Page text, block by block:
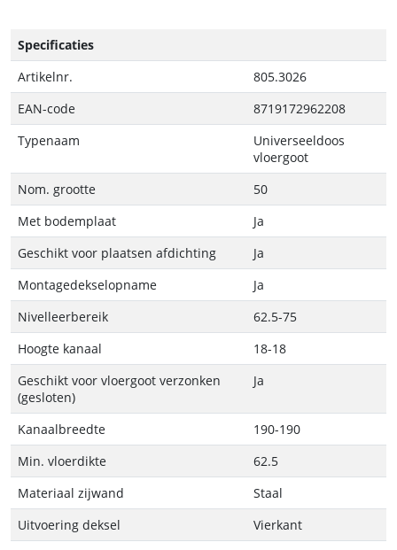
Specificaties
Artikelnr.
805.3026
EAN-code
8719172962208
Typenaam
Universeeldoos
vloergoot
Nom. grootte
50
Met bodemplaat
Ja
Geschikt voor plaatsen afdichting
Ja
Montagedekselopname
Ja
Nivelleerbereik
62.5-75
Hoogte kanaal
18-18
Geschikt voor vloergoot verzonken
(gesloten)
Ja
Kanaalbreedte
190-190
Min. vloerdikte
62.5
Materiaal zijwand
Staal
Uitvoering deksel
Vierkant